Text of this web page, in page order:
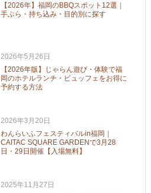
【2026年】福岡のBBQスポット12選｜
手ぶら・持ち込み・目的別に探す
2026年5月26日
【2026年版】じゃらん遊び・体験で福
岡のホテルランチ・ビュッフェをお得に
予約する方法
2026年3月20日
わんらいふフェスティバルin福岡｜
CAITAC SQUARE GARDENで3月28
日・29日開催【入場無料】
2025年11月27日